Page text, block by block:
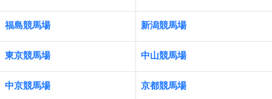
福島競馬場 新潟競馬場
東京競馬場 中山競馬場
中京競馬場 京都競馬場